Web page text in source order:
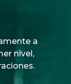
a
nivel,